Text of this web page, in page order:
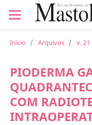
Início / Arquivos / v. 21
PIODERMA
COM